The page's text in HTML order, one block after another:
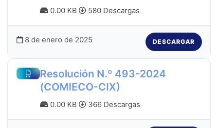
0.00 KB 580 Descargas
8 de enero de 2025 DESCARGAR
Resolución N.º 493-2024
(COMIECO-CIX)
0.00 KB 366 Descargas